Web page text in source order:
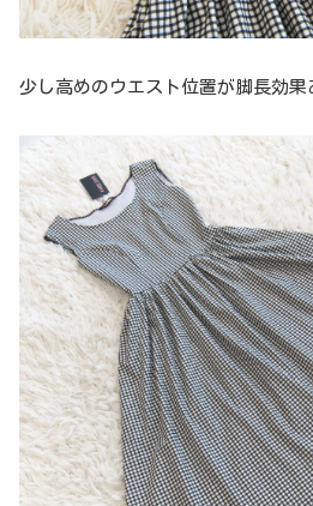
少し高めのウエスト位置が脚長効果